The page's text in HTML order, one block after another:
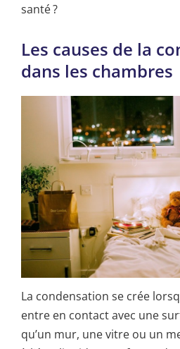
santé ?
Les causes de la
dans les chambres
La condensation se crée
entre en contact avec une
qu’un mur, une vitre ou un